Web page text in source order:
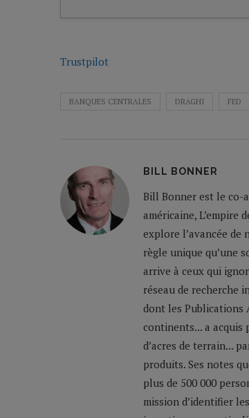
Trustpilot
BANQUES CENTRALES DRAGHI FED
BILL BONNER
Bill Bonner est le co-
américaine, L’empire
explore l’avancée de
règle unique qu’une
arrive à ceux qui
réseau de recherche
dont les Publications
continents... a acquis
d’acres de terrain...
produits. Ses notes
plus de 500 000
mission d’identifier